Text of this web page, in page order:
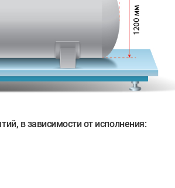
в зависимости от исполнения: